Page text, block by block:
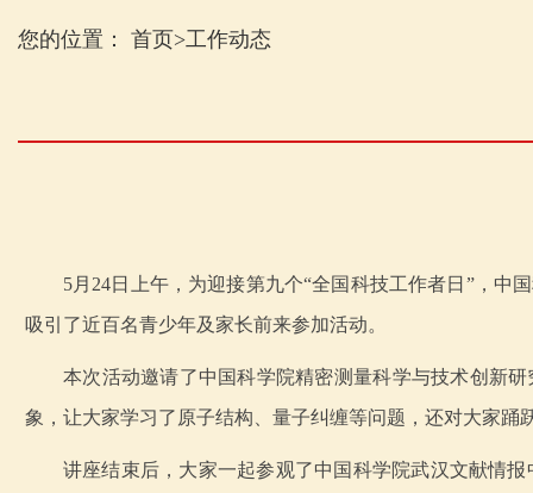
您的位置： 首页>工作动态
5月24日上午，为迎接第九个“全国科技工作者日”，中
吸引了近百名青少年及家长前来参加活动。
本次活动邀请了中国科学院精密测量科学与技术创新
象，让大家学习了原子结构、量子纠缠等问题，还对大家踊
讲座结束后，大家一起参观了中国科学院武汉文献情